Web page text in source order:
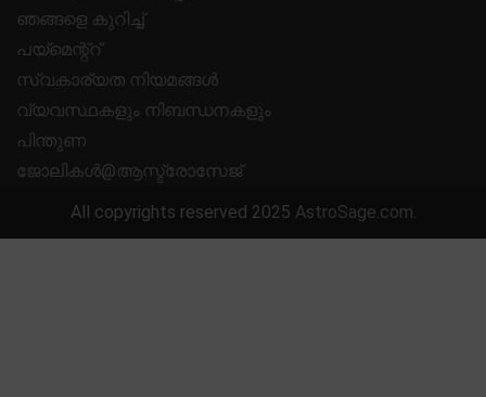
ഞങ്ങളെ കുറിച്ച്
പയ്മെന്റ്റ്
സ്വകാര്യത നിയമങ്ങൾ
വ്യവസ്ഥകളും നിബന്ധനകളും
പിന്തുണ
ജോലികൾ@ആസ്ട്രോസേജ്
All copyrights reserved 2025 AstroSage.com.